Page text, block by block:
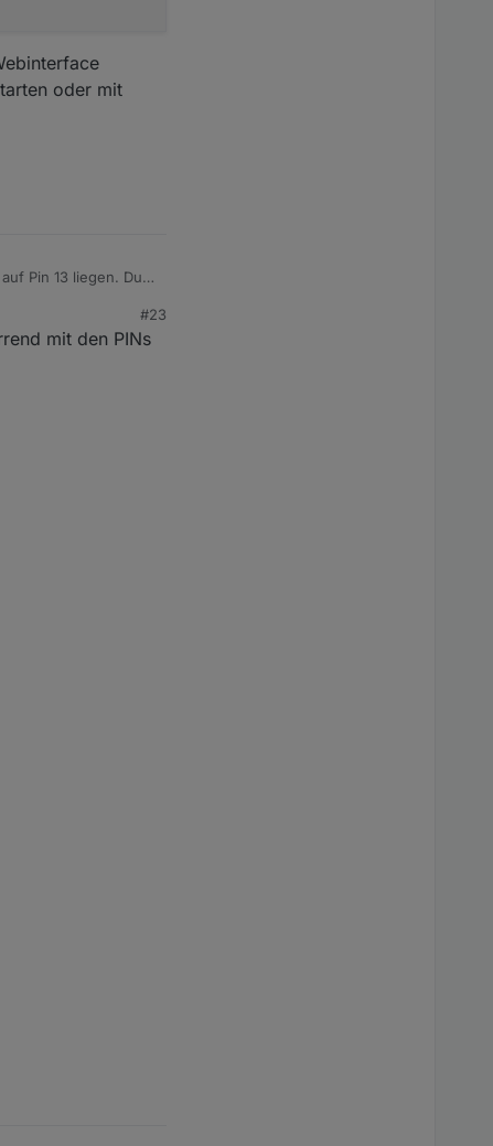
Mache ich da
oder mit
Pin 13 liegen. Du
gestoppt.
"sendor53 d0" das
#23
mit den PINs